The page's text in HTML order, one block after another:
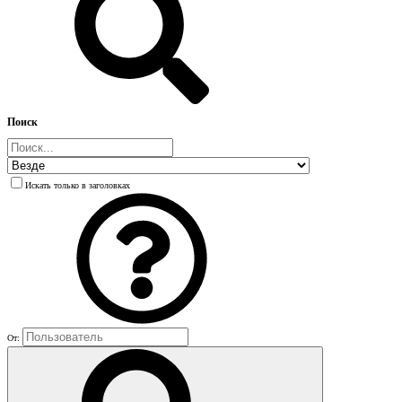
Поиск
Искать только в заголовках
От: